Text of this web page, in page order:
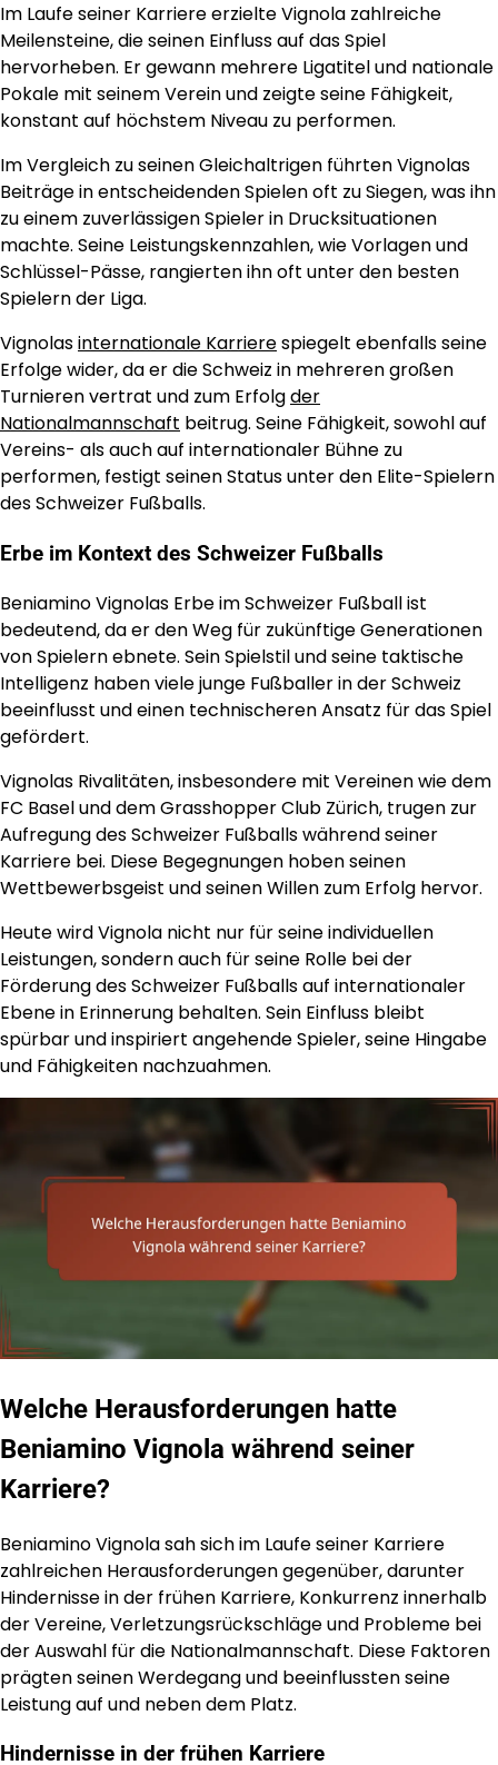
Im Laufe seiner Karriere erzielte Vignola zahlreiche
Meilensteine, die seinen Einfluss auf das Spiel
hervorheben. Er gewann mehrere Ligatitel und nationale
Pokale mit seinem Verein und zeigte seine Fähigkeit,
konstant auf höchstem Niveau zu performen.
Im Vergleich zu seinen Gleichaltrigen führten Vignolas
Beiträge in entscheidenden Spielen oft zu Siegen, was ihn
zu einem zuverlässigen Spieler in Drucksituationen
machte. Seine Leistungskennzahlen, wie Vorlagen und
Schlüssel-Pässe, rangierten ihn oft unter den besten
Spielern der Liga.
Vignolasinternationale Karrierespiegelt ebenfalls seine
Erfolge wider, da er die Schweiz in mehreren großen
Turnieren vertrat und zum Erfolgder
Nationalmannschaft beitrug. Seine Fähigkeit, sowohl auf
Vereins- als auch auf internationaler Bühne zu
performen, festigt seinen Status unter den Elite-Spielern
des Schweizer Fußballs.
Erbe im Kontext des Schweizer Fußballs
Beniamino Vignolas Erbe im Schweizer Fußball ist
bedeutend, da er den Weg für zukünftige Generationen
von Spielern ebnete. Sein Spielstil und seine taktische
Intelligenz haben viele junge Fußballer in der Schweiz
beeinflusst und einen technischeren Ansatz für das Spiel
gefördert.
Vignolas Rivalitäten, insbesondere mit Vereinen wie dem
FC Basel und dem Grasshopper Club Zürich, trugen zur
Aufregung des Schweizer Fußballs während seiner
Karriere bei. Diese Begegnungen hoben seinen
Wettbewerbsgeist und seinen Willen zum Erfolg hervor.
Heute wird Vignola nicht nur für seine individuellen
Leistungen, sondern auch für seine Rolle bei der
Förderung des Schweizer Fußballs auf internationaler
Ebene in Erinnerung behalten. Sein Einfluss bleibt
spürbar und inspiriert angehende Spieler, seine Hingabe
und Fähigkeiten nachzuahmen.
Welche Herausforderungen hatte
Beniamino Vignola während seiner
Karriere?
Beniamino Vignola sah sich im Laufe seiner Karriere
zahlreichen Herausforderungen gegenüber, darunter
Hindernisse in der frühen Karriere, Konkurrenz innerhalb
der Vereine, Verletzungsrückschläge und Probleme bei
der Auswahl für die Nationalmannschaft. Diese Faktoren
prägten seinen Werdegang und beeinflussten seine
Leistung auf und neben dem Platz.
Hindernisse in der frühen Karriere